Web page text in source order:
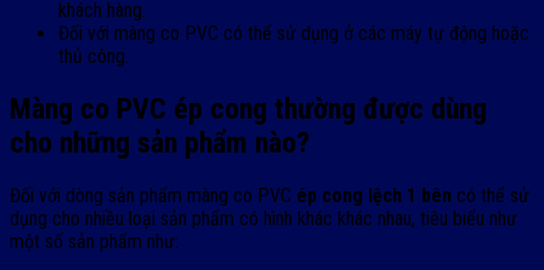
khách hàng.
Đối với màng co PVC có thể sử dụng ở các máy tự động hoặc
thủ công.
Màng co PVC ép cong thường được dùng
cho những sản phẩm nào?
Đối với dòng sản phẩm màng co PVC ép cong lệch 1 bên có thể sử
dụng cho nhiều loại sản phẩm có hình khác khác nhau, tiêu biểu như
một số sản phẩm như: